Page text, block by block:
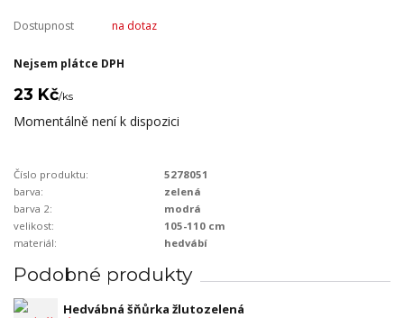
Dostupnost na dotaz
Nejsem plátce DPH
23 Kč/ks
Momentálně není k dispozici
Číslo produktu:
5278051
barva:
zelená
barva 2:
modrá
velikost:
105-110 cm
materiál:
hedvábí
Podobné produkty
Hedvábná šňůrka žlutozelená